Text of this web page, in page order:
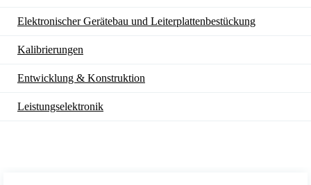
Elektronischer Gerätebau und Leiterplatten­bestückung
Kalibrierungen
Entwicklung & Konstruktion
Leistungselektronik